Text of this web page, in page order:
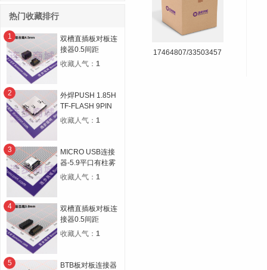
17464807/33503457
热门收藏排行
1
双槽直插板对板连
接器0.5间距
14P(2*7) 合高
收藏人气： 1
2
外焊PUSH 1.85H
TF-FLASH 9PIN
MICRO SD CARD
收藏人气： 1
3
MICRO USB连接
器-5.9平口有柱雾
锡
收藏人气： 1
4
双槽直插板对板连
接器0.5间距
30P(2*15) 合高
收藏人气： 1
5
BTB板对板连接器